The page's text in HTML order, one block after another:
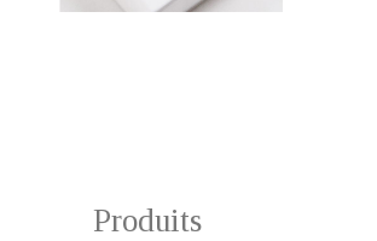
Produits